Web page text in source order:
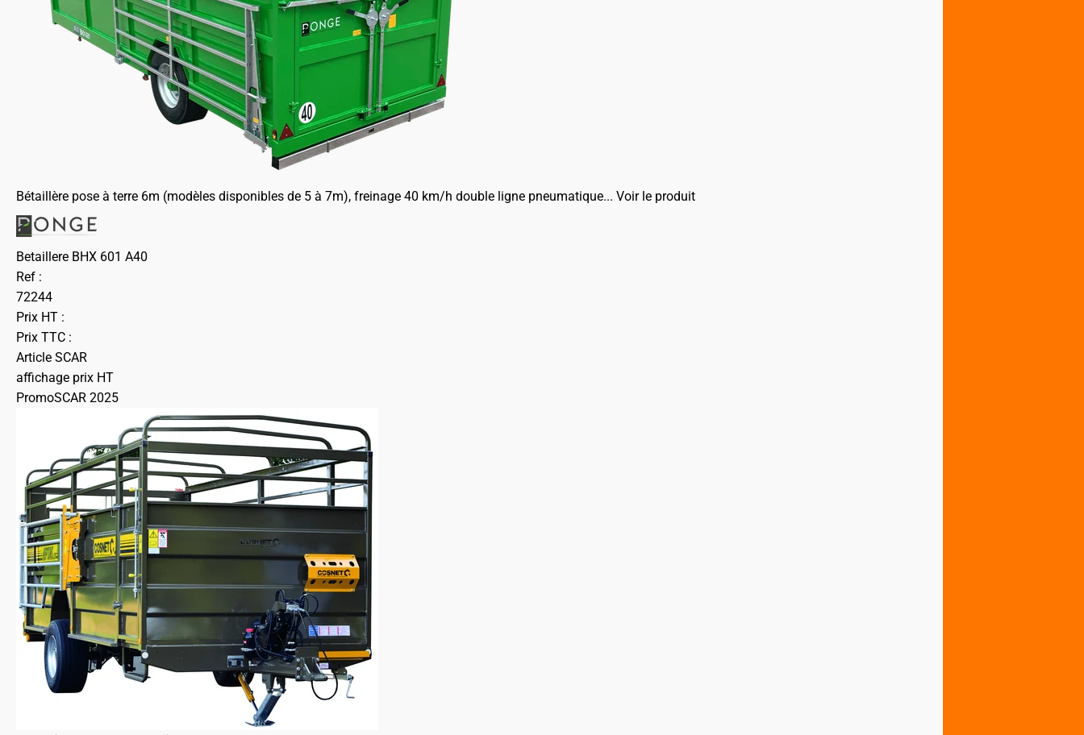
Bétaillère pose à terre 6m (modèles disponibles de 5 à 7m), freinage 40 km/h double ligne pneumatique... Voir le produit
Betaillere BHX 601 A40
Ref :
72244
Prix HT :
Prix TTC :
Article SCAR
affichage prix HT
PromoSCAR 2025